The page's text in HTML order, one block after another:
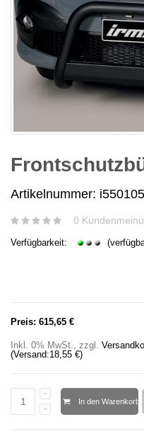
Artikelnummer:
0
Verfügbarkeit:
Preis: 615,65 €
Inkl. 0% MwSt., zzgl.
(Versand:18,55 €)
In den Warenkorb